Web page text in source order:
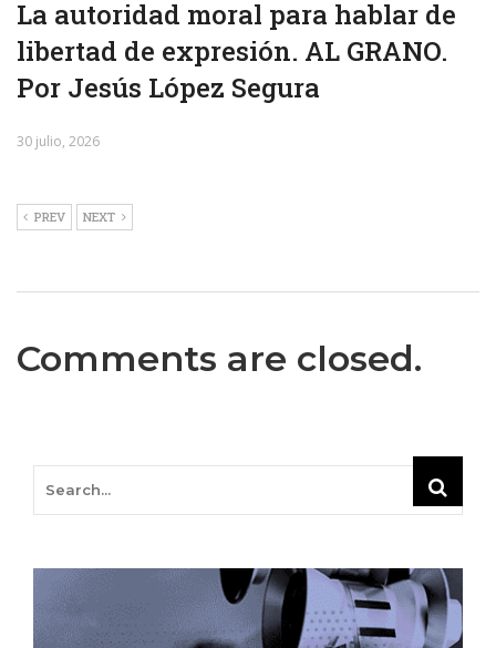
La autoridad moral para hablar de
libertad de expresión. AL GRANO.
Por Jesús López Segura
30 julio, 2026
PREV NEXT
Comments are closed.